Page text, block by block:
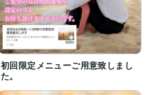
初回限定メニューご用意致しまし
た。